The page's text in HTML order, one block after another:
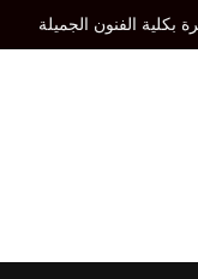
دون إقصاء.(1ـ 3)